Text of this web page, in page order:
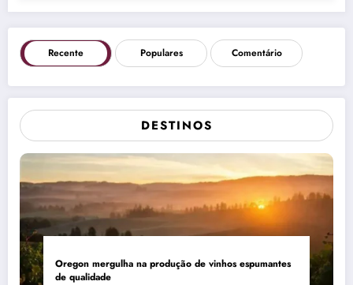
Recente Populares Comentário
DESTINOS
Oregon mergulha na produção de vinhos espumantes
de qualidade